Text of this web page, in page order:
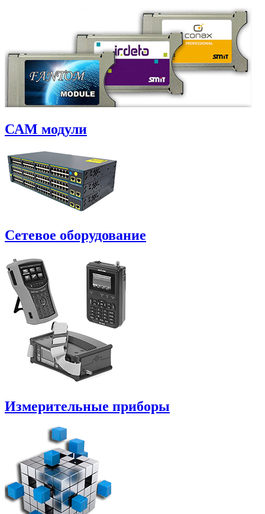
САM модули
Сетевое оборудование
Измерительные приборы